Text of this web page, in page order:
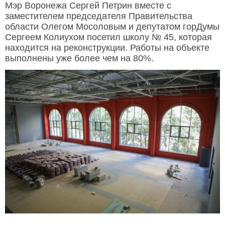
Мэр Воронежа Сергей Петрин вместе с
заместителем председателя Правительства
области Олегом Мосоловым и депутатом горДумы
Сергеем Колиухом посетил школу № 45, которая
находится на реконструкции. Работы на объекте
выполнены уже более чем на 80%.